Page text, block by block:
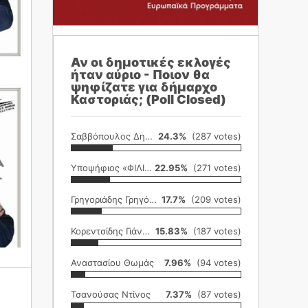
Αν οι δημοτικές εκλογές
ήταν αύριο - Ποιον θα
ψηφίζατε για δήμαρχο
Καστοριάς; (Poll Closed)
Σαββόπουλος Δημήτρης 24.3% (287 votes)
Υποψήφιος «ΦΙΛΙΚΗ ΕΤΑΙΡΕΙΑ» 22.95% (271 votes)
Γρηγοριάδης Γρηγόρης 17.7% (209 votes)
Κορεντσίδης Γιάννης 15.83% (187 votes)
Αναστασίου Θωμάς 7.96% (94 votes)
Τσανούσας Ντίνος 7.37% (87 votes)